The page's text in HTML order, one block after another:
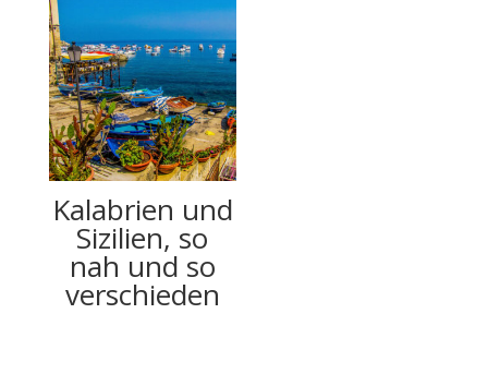
Kalabrien und
Sizilien, so
nah und so
verschieden